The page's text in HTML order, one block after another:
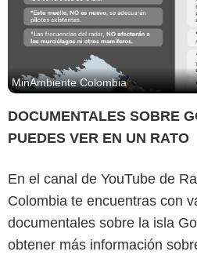
MinAmbiente Colombia
DOCUMENTALES SOBRE
PUEDES VER EN UN RATO
En el canal de YouTube de
Colombia te encuentras con
documentales sobre la isla
obtener más información